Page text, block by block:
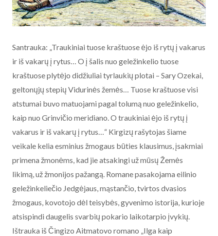
Santrauka: „Traukiniai tuose kraštuose ėjo iš rytų į vakarus
ir iš vakarų į rytus… O į šalis nuo geležinkelio tuose
kraštuose plytėjo didžiuliai tyrlaukių plotai – Sary Ozekai,
geltonųjų stepių Vidurinės žemės… Tuose kraštuose visi
atstumai buvo matuojami pagal tolumą nuo geležinkelio,
kaip nuo Grinvičio meridiano. O traukiniai ėjo iš rytų į
vakarus ir iš vakarų į rytus…“ Kirgizų rašytojas šiame
veikale kelia esminius žmogaus būties klausimus, įsakmiai
primena žmonėms, kad jie atsakingi už mūsų Žemės
likimą, už žmonijos pažangą. Romane pasakojama eilinio
geležinkeliečio Jedgėjaus, mąstančio, tvirtos dvasios
žmogaus, kovotojo dėl teisybės, gyvenimo istorija, kurioje
atsispindi daugelis svarbių pokario laikotarpio įvykių.
Ištrauka iš Čingizo Aitmatovo romano „Ilga kaip